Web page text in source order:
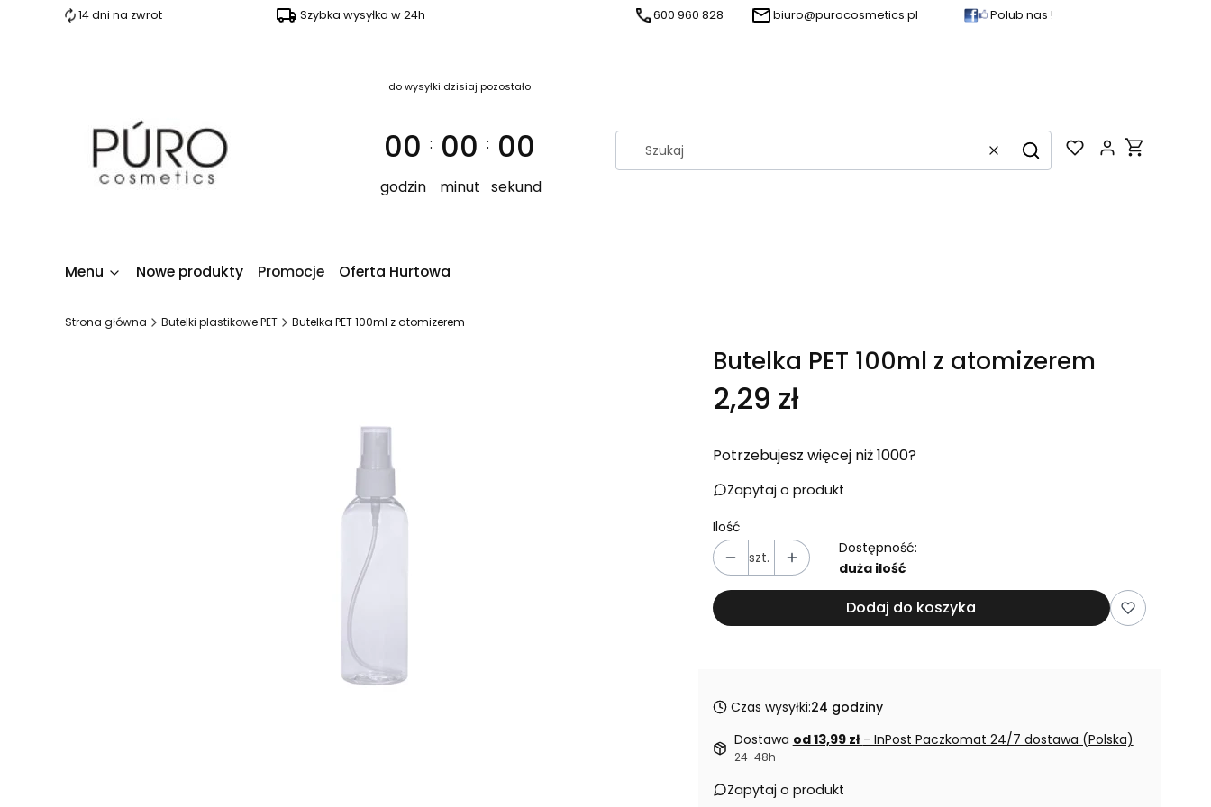
14 dni na zwrot Szybka wysyłka w 24h 600 960 828 biuro@purocosmetics.pl Polub nas !
do wysyłki dzisiaj pozostało
00
godzin
: 00
minut
: 00
sekund
WyczyśćSzukaj
Produkty w
Menu Nowe produkty Promocje Oferta Hurtowa
Strona główna Butelki plastikowe PET Butelka PET 100ml z atomizerem
Butelka PET 100ml z atomizerem
Cena
2,29 zł
Potrzebujesz więcej niż 1000?
Zapytaj o produkt
Ilość
szt.
Dostępność:
duża ilość
Dodaj do koszyka
Czas wysyłki:24 godziny
Dostawa od 13,99 zł - InPost Paczkomat 24/7 dostawa (Polska)
24-48h
Zapytaj o produkt